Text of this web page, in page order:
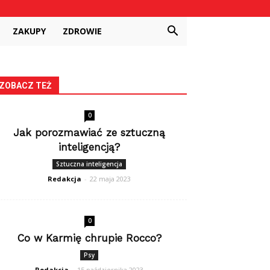
ZAKUPY ZDROWIE
ZOBACZ TEŻ
0
Jak porozmawiać ze sztuczną
inteligencją?
Sztuczna inteligencja
Redakcja - 22 maja 2023
0
Co w Karmię chrupie Rocco?
Psy